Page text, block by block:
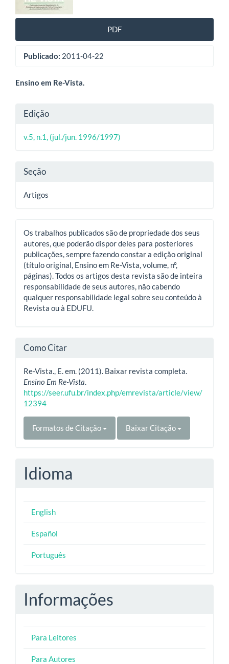
artigos
PDF
Publicado: 2011-04-22
Conteúdo
artigo
principal
Ensino em Re-Vista.
Detalhes
do
artigo
Edição
v.5, n.1, (jul./jun. 1996/1997)
Seção
Artigos
Os trabalhos publicados são de propriedade dos seus
autores, que poderão dispor deles para posteriores
publicações, sempre fazendo constar a edição original
(título original, Ensino em Re-Vista, volume, nº,
páginas). Todos os artigos desta revista são de inteira
responsabilidade de seus autores, não cabendo
qualquer responsabilidade legal sobre seu conteúdo à
Revista ou à EDUFU.
Como Citar
Re-Vista., E. em. (2011). Baixar revista completa.
Ensino Em Re-Vista.
https://seer.ufu.br/index.php/emrevista/article/view/
12394
Formatos de Citação Baixar Citação
Idioma
English
Español
Português
Informações
Para Leitores
Para Autores